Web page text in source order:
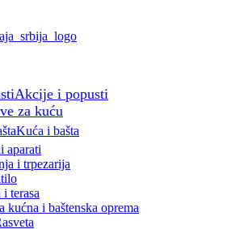
Akcije i popusti
za kuću
Kuća i bašta
aparati
i trpezarija
i terasa
kućna i baštenska oprema